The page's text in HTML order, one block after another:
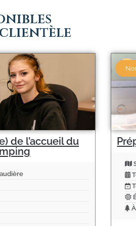
clientèle
de l’accueil du